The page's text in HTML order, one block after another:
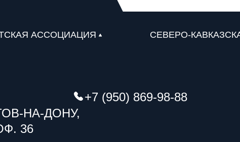
АССОЦИАЦИЯ
СЕВЕРО-
+7 (950) 869-98-88
НА-ДОНУ,
36